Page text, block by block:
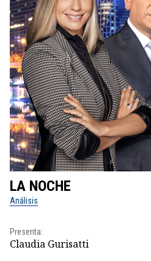
LA NOCHE
Análisis
Presenta:
Claudia Gurisatti